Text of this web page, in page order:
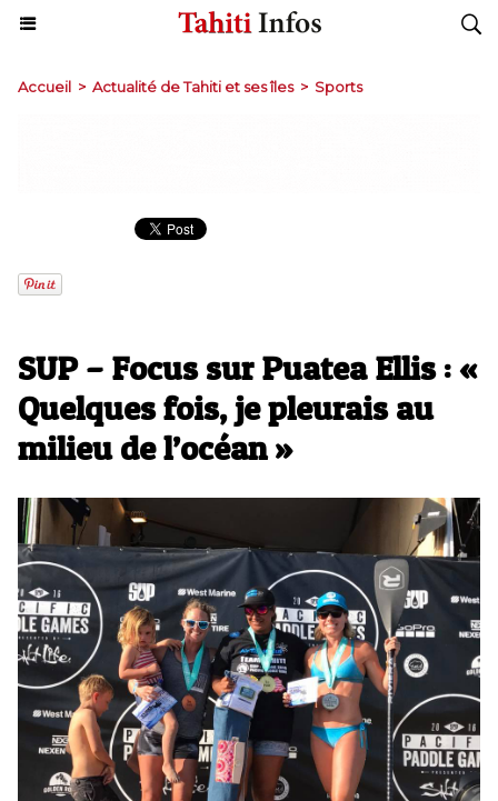
Accueil > Actualité de Tahiti et ses îles > Sports
SUP – Focus sur Puatea Ellis : «
Quelques fois, je pleurais au
milieu de l’océan »